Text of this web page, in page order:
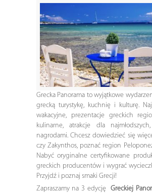
Grecka Panorama to wyjątkowe
grecką turystykę, kuchnię i kulturę.
wakacyjne, prezentacje greckich
kulinarne, atrakcje dla
nagrodami. Chcesz dowiedzieć się
czy Zakynthos, poznać region
Nabyć oryginalne certyfikowane
greckich producentów i wygrać
Przyjdź i poznaj smaki Grecji!
Zapraszamy na 3 edycję
Greckiej